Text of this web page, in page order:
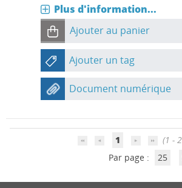
Plus d'information...
Ajouter au panier
Ajouter un tag
Document numérique
1
(1 -
Par page :
25